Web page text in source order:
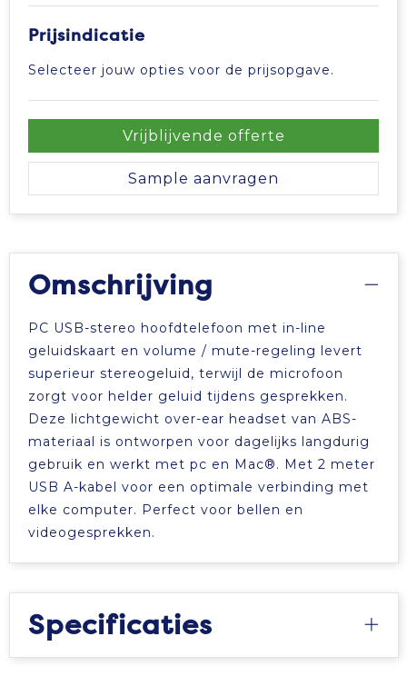
Prijsindicatie
Selecteer jouw opties voor de prijsopgave.
Vrijblijvende offerte
Sample aanvragen
Omschrijving
PC USB-stereo hoofdtelefoon met in-line
geluidskaart en volume / mute-regeling levert
superieur stereogeluid, terwijl de microfoon
zorgt voor helder geluid tijdens gesprekken.
Deze lichtgewicht over-ear headset van ABS-
materiaal is ontworpen voor dagelijks langdurig
gebruik en werkt met pc en Mac®. Met 2 meter
USB A-kabel voor een optimale verbinding met
elke computer. Perfect voor bellen en
videogesprekken.
Specificaties